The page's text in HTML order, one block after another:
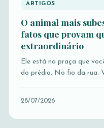
ARTIGOS
O animal mais
fatos que provam
extraordinário
Ele está na praça que
do prédio. No fio da rua.
28/07/2026